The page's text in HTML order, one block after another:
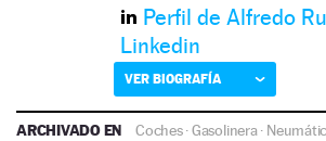
Perfil de Alfredo
Linkedin
VER BIOGRAFÍA
ARCHIVADO EN Coches·Gasolinera·